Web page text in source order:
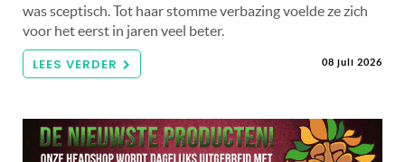
was sceptisch. Tot haar stomme verbazing voelde ze zich
voor het eerst in jaren veel beter.
LEES VERDER 08 juli 2026